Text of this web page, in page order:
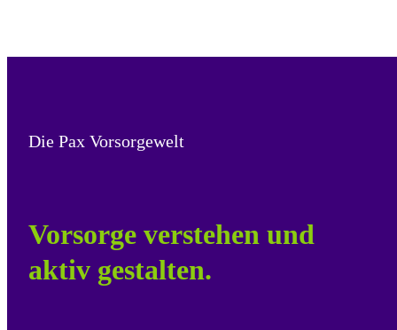
Die Pax Vorsorgewelt
Vorsorge verstehen und
aktiv gestalten.